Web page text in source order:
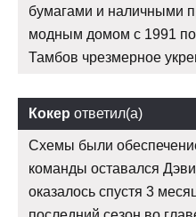
бумагами и наличными
модным домом с 1991
Тамбов чрезмерное
Кокер ответил(а)
Схемы были
команды оставался
оказалось спустя 3